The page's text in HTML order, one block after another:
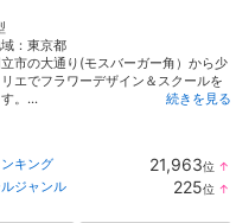
： 東京都
市の大通り(モスバーガー角）から少
エでフラワーデザイン＆スクールを
。...
続きを見る
キング 21,963位 ↑
ジャンル 225位 ↑